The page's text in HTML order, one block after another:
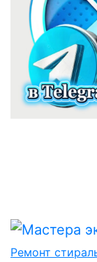
Ремонт